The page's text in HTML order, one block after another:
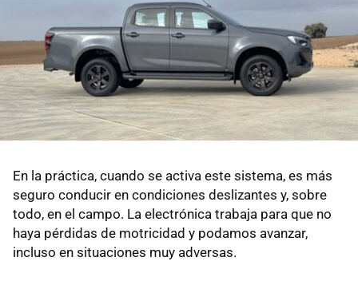
En la práctica, cuando se activa este sistema, es más
seguro conducir en condiciones deslizantes y, sobre
todo, en el campo. La electrónica trabaja para que no
haya pérdidas de motricidad y podamos avanzar,
incluso en situaciones muy adversas.